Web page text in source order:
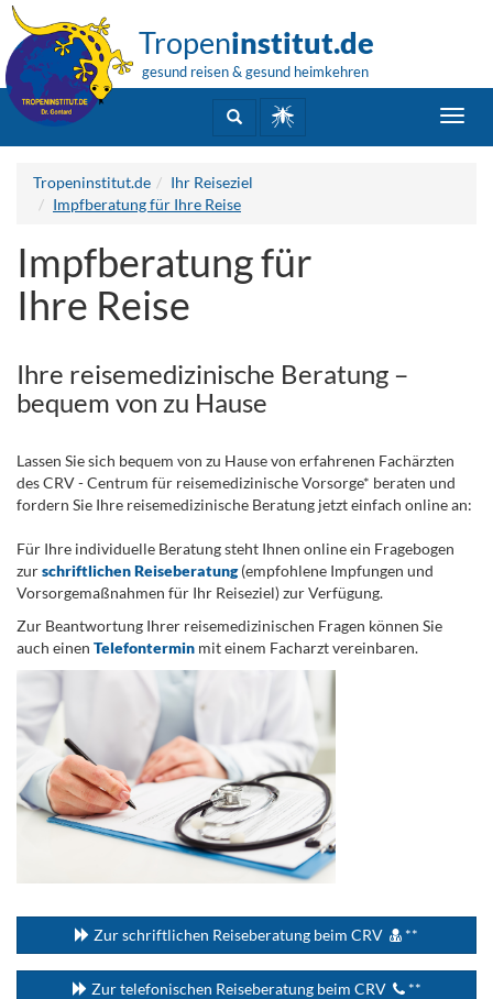
Tropeninstitut.de
gesund reisen & gesund heimkehren
Tropeninstitut.de
Ihr Reiseziel
Impfberatung für Ihre Reise
Impfberatung für
Ihre Reise
Ihre reisemedizinische Beratung –
bequem von zu Hause
Lassen Sie sich bequem von zu Hause von erfahrenen Fachärzten
des CRV - Centrum für reisemedizinische Vorsorge* beraten und
fordern Sie Ihre reisemedizinische Beratung jetzt einfach online an:
Für Ihre individuelle Beratung steht Ihnen online ein Fragebogen
zurschriftlichen Reiseberatung(empfohlene Impfungen und
Vorsorgemaßnahmen für Ihr Reiseziel) zur Verfügung.
Zur Beantwortung Ihrer reisemedizinischen Fragen können Sie
auch einen Telefontermin mit einem Facharzt vereinbaren.
Zur schriftlichen Reiseberatung beim CRV **
Zur telefonischen Reiseberatung beim CRV **